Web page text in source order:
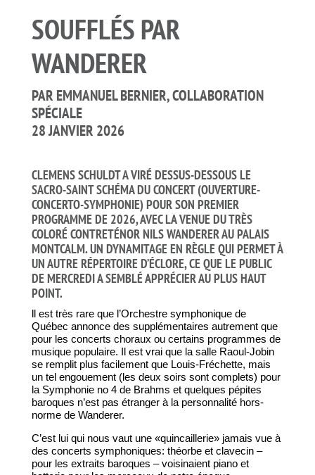
SOUFFLÉS PAR
WANDERER
PAR EMMANUEL BERNIER, COLLABORATION
SPÉCIALE
28 JANVIER 2026
CLEMENS SCHULDT A VIRÉ DESSUS-DESSOUS LE
SACRO-SAINT SCHÉMA DU CONCERT (OUVERTURE-
CONCERTO-SYMPHONIE) POUR SON PREMIER
PROGRAMME DE 2026, AVEC LA VENUE DU TRÈS
COLORÉ CONTRETÉNOR NILS WANDERER AU PALAIS
MONTCALM. UN DYNAMITAGE EN RÈGLE QUI PERMET À
UN AUTRE RÉPERTOIRE D’ÉCLORE, CE QUE LE PUBLIC
DE MERCREDI A SEMBLÉ APPRÉCIER AU PLUS HAUT
POINT.
ll est très rare que l’Orchestre symphonique de
Québec annonce des supplémentaires autrement que
pour les concerts choraux ou certains programmes de
musique populaire. Il est vrai que la salle Raoul-Jobin
se remplit plus facilement que Louis-Fréchette, mais
un tel engouement (les deux soirs sont complets) pour
la Symphonie no 4 de Brahms et quelques pépites
baroques n’est pas étranger à la personnalité hors-
norme de Wanderer.
C’est lui qui nous vaut une «quincaillerie» jamais vue à
des concerts symphoniques: théorbe et clavecin –
pour les extraits baroques – voisinaient piano et